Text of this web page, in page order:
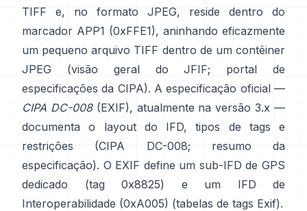
TIFF e, no formato JPEG, reside dentro do
marcador APP1 (0xFFE1), aninhando eficazmente
um pequeno arquivo TIFF dentro de um contêiner
JPEG (visão geral do JFIF; portal de
especificações da CIPA). A especificação oficial —
CIPA DC-008(EXIF), atualmente na versão 3.x —
documenta o layout do IFD, tipos de tags e
restrições (CIPA DC-008; resumo da
especificação). O EXIF define um sub-IFD de GPS
dedicado (tag 0x8825) e um IFD de
Interoperabilidade (0xA005) (tabelas de tags Exif).